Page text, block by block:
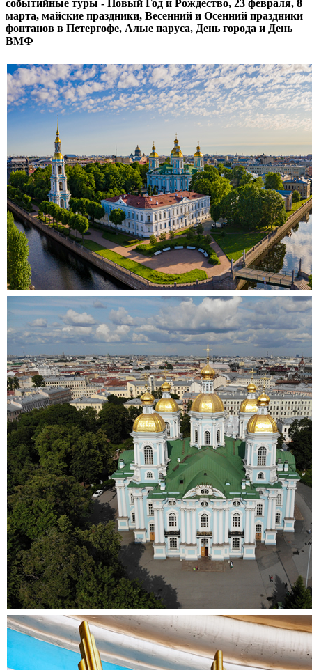
событийные туры - Новый Год и Рождество, 23 февраля, 8
марта, майские праздники, Весенний и Осенний праздники
фонтанов в Петергофе, Алые паруса, День города и День
ВМФ